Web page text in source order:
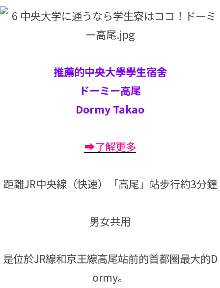
推薦的中央大學學生宿舍
ドーミー高尾
Dormy Takao
➡了解更多
距離JR中央線（快速）「高尾」站步行約3分鐘
男女共用
是位於JR線和京王線高尾站前的首都圈最大的D
ormy。